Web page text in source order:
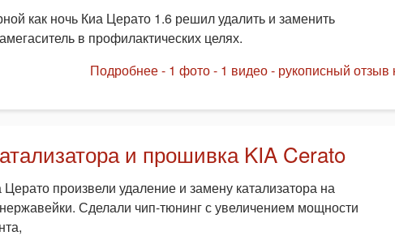
как ночь Киа Церато 1.6 решил удалить и заменить
в профилактических целях.
Подробнее - 1 фото - 1 видео - рукописный отзыв
и прошивка KIA Cerato
произвели удаление и замену катализатора на
Сделали чип-тюнинг с увеличением мощности